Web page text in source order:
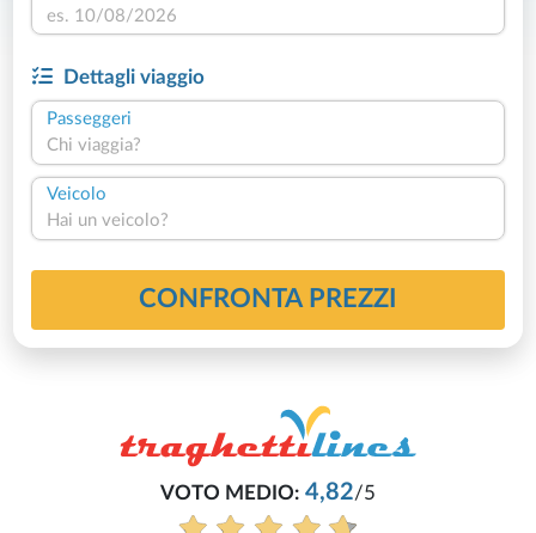
Dettagli viaggio
Passeggeri
Chi viaggia?
Veicolo
Hai un veicolo?
CONFRONTA PREZZI
VOTO MEDIO: 4,82/5